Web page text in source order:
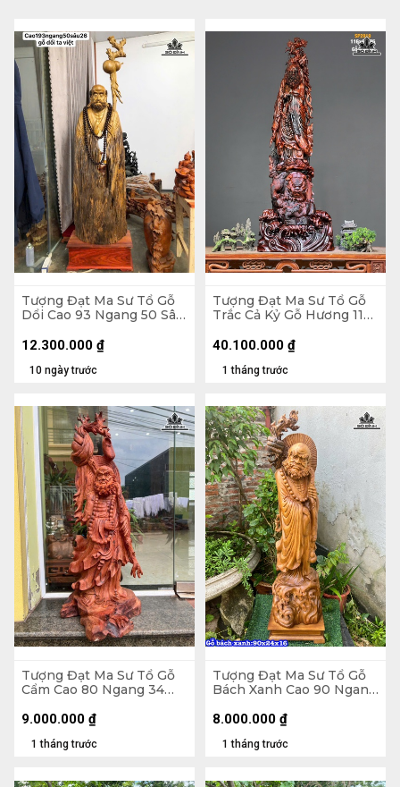
Tượng Đạt Ma Sư Tổ Gỗ
Dổi Cao 93 Ngang 50 Sâu
10 ngày trước
12.300.000 ₫
Tượng Đạt Ma Sư Tổ Gỗ
Trắc Cả Kỷ Gỗ Hương 116
Không Kỷ 103
1 tháng trước
40.100.000 ₫
Tượng Đạt Ma Sư Tổ Gỗ
Cẩm Cao 80 Ngang 34
1 tháng trước
9.000.000 ₫
Tượng Đạt Ma Sư Tổ Gỗ
Bách Xanh Cao 90 Ngang
1 tháng trước
8.000.000 ₫